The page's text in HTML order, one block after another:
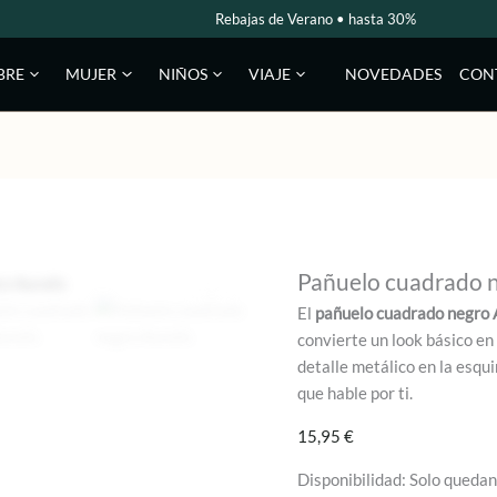
Rebajas de Verano • hasta 30%
MUJER NIÑOS VIAJE NOVEDADES
Pañuelo cuadrado
El pañuelo cuadrado
convierte un look básico
detalle metálico en la
que hable por ti.
15,95€
Disponibilidad: Solo